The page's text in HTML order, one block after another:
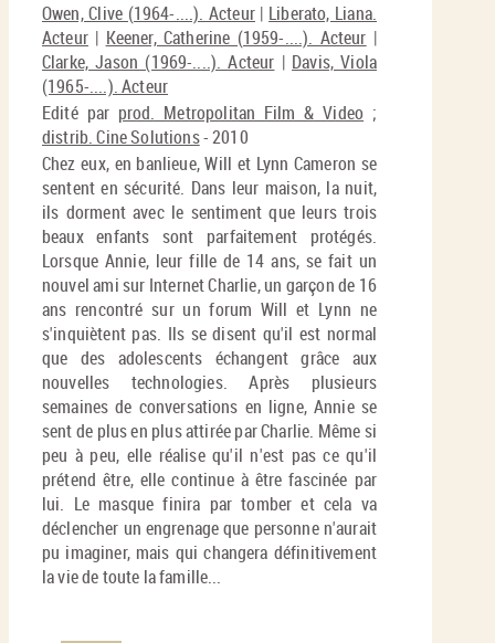
Owen, Clive (1964-....). Acteur| Liberato, Liana.
Acteur| Keener, Catherine (1959-....). Acteur |
Clarke, Jason (1969-....). Acteur | Davis, Viola
(1965-....). Acteur
Edité par prod. Metropolitan Film & Video ;
distrib. Cine Solutions- 2010
Chez eux, en banlieue, Will et Lynn Cameron se
sentent en sécurité. Dans leur maison, la nuit,
ils dorment avec le sentiment que leurs trois
beaux enfants sont parfaitement protégés.
Lorsque Annie, leur fille de 14 ans, se fait un
nouvel ami sur Internet Charlie, un garçon de 16
ans rencontré sur un forum Will et Lynn ne
s'inquiètent pas. Ils se disent qu'il est normal
que des adolescents échangent grâce aux
nouvelles technologies. Après plusieurs
semaines de conversations en ligne, Annie se
sent de plus en plus attirée par Charlie. Même si
peu à peu, elle réalise qu'il n'est pas ce qu'il
prétend être, elle continue à être fascinée par
lui. Le masque finira par tomber et cela va
déclencher un engrenage que personne n'aurait
pu imaginer, mais qui changera définitivement
la vie de toute la famille...